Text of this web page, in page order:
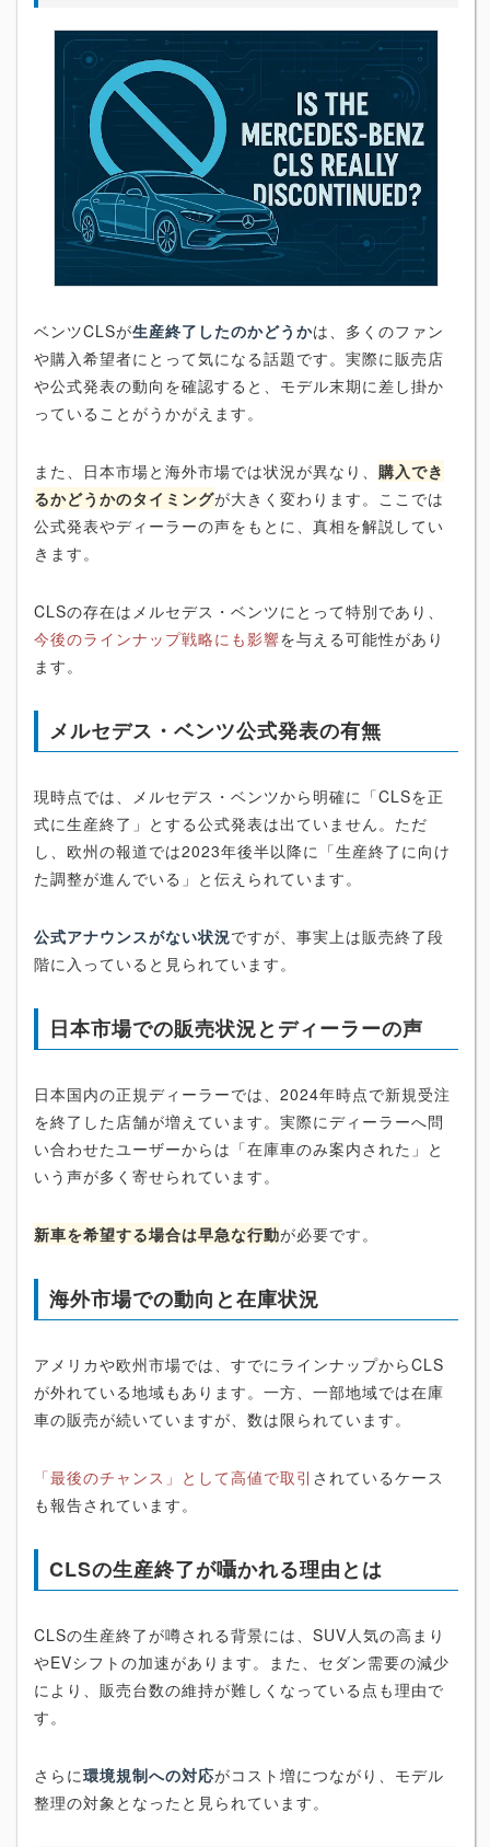
ベンツCLSが生産終了したのかどうかは、多くのファン
や購入希望者にとって気になる話題です。実際に販売店
や公式発表の動向を確認すると、モデル末期に差し掛か
っていることがうかがえます。
また、日本市場と海外市場では状況が異なり、 購入でき
るかどうかのタイミングが大きく変わります。ここでは
公式発表やディーラーの声をもとに、真相を解説してい
きます。
CLSの存在はメルセデス・ベンツにとって特別であり、
今後のラインナップ戦略にも影響を与える可能性があり
ます。
メルセデス・ベンツ公式発表の有無
現時点では、メルセデス・ベンツから明確に「CLSを正
式に生産終了」とする公式発表は出ていません。ただ
し、欧州の報道では2023年後半以降に「生産終了に向け
た調整が進んでいる」と伝えられています。
公式アナウンスがない状況ですが、事実上は販売終了段
階に入っていると見られています。
日本市場での販売状況とディーラーの声
日本国内の正規ディーラーでは、2024年時点で新規受注
を終了した店舗が増えています。実際にディーラーへ問
い合わせたユーザーからは「在庫車のみ案内された」と
いう声が多く寄せられています。
新車を希望する場合は早急な行動が必要です。
海外市場での動向と在庫状況
アメリカや欧州市場では、すでにラインナップからCLS
が外れている地域もあります。一方、一部地域では在庫
車の販売が続いていますが、数は限られています。
「最後のチャンス」として高値で取引 されているケース
も報告されています。
CLSの生産終了が囁かれる理由とは
CLSの生産終了が噂される背景には、SUV人気の高まり
やEVシフトの加速があります。また、セダン需要の減少
により、販売台数の維持が難しくなっている点も理由で
す。
さらに環境規制への対応がコスト増につながり、モデル
整理の対象となったと見られています。